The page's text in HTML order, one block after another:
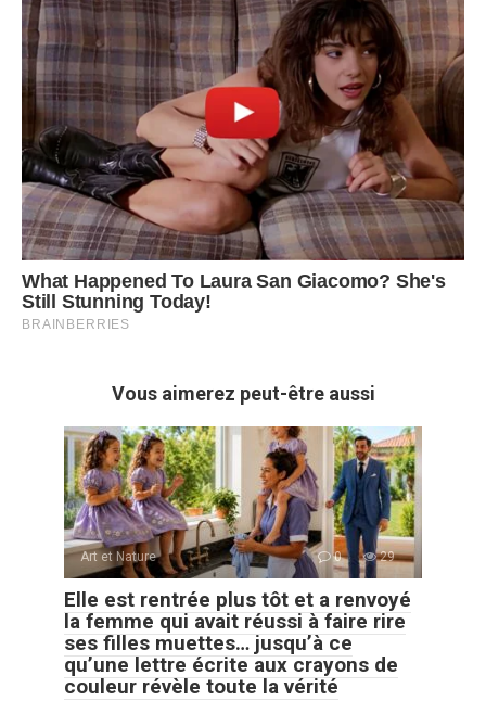
Vous aimerez peut-être aussi
Art et Nature 0 29
Elle est rentrée plus tôt et a renvoyé
la femme qui avait réussi à faire rire
ses filles muettes… jusqu’à ce
qu’une lettre écrite aux crayons de
couleur révèle toute la vérité